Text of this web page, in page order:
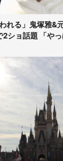
れる」鬼塚雅&
ショ話題 「やっ